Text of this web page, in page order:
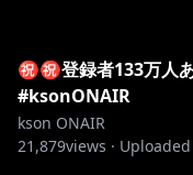
㊗㊗登録者133万人
#ksonONAIR
kson ONAIR
21,879views · Uploaded